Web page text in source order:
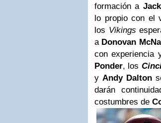
formación a
lo propio con el
los Vikings
a Donovan
con experiencia
Ponder, los
y Andy Dalton
darán
costumbres de